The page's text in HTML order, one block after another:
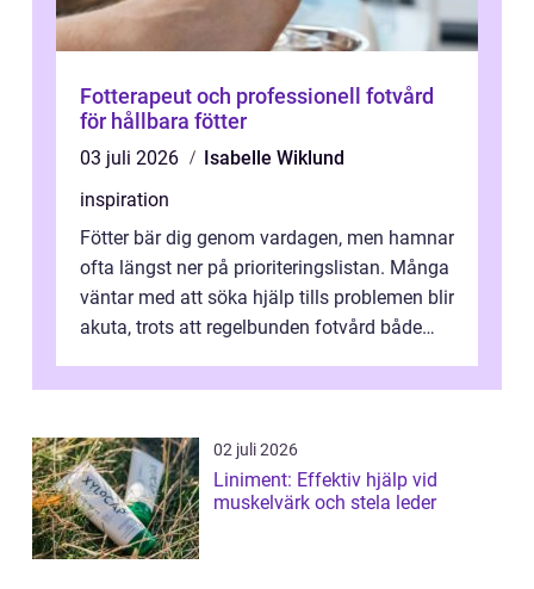
Fotterapeut och professionell fotvård
för hållbara fötter
03 juli 2026
Isabelle Wiklund
inspiration
Fötter bär dig genom vardagen, men hamnar
ofta längst ner på prioriteringslistan. Många
väntar med att söka hjälp tills problemen blir
akuta, trots att regelbunden fotvård både
02 juli 2026
Liniment: Effektiv hjälp vid
muskelvärk och stela leder